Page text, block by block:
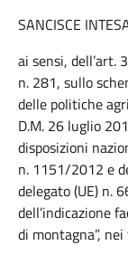
SANCISCE
ai sensi, dell’art.
n. 281, sullo
delle politiche
D.M. 26 luglio
disposizioni
n. 1151/2012 e
delegato (UE) n.
dell’indicazione
di montagna”,